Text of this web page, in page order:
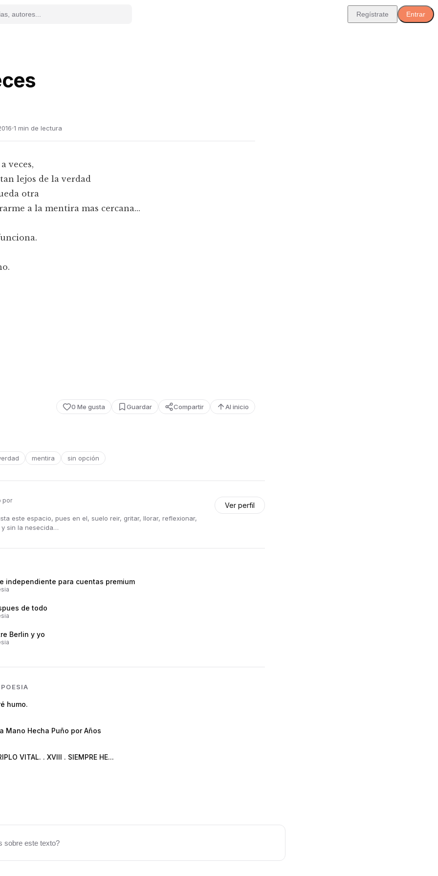
Regístrate Entrar
·1 min de lectura
veces,
lejos de la verdad
otra
a la mentira mas cercana...
0 Me gusta Guardar Compartir Al inicio
mentira sin opción
por
este espacio, pues en el, suelo reir, gritar, llorar, reflexionar,
y sin la nesecida…
Ver perfil
independiente para cuentas premium
de todo
Berlin y yo
POESIA
humo.
Mano Hecha Puño por Años
PERIPLO VITAL. . XVIII . SIEMPRE HE...
sobre este texto?